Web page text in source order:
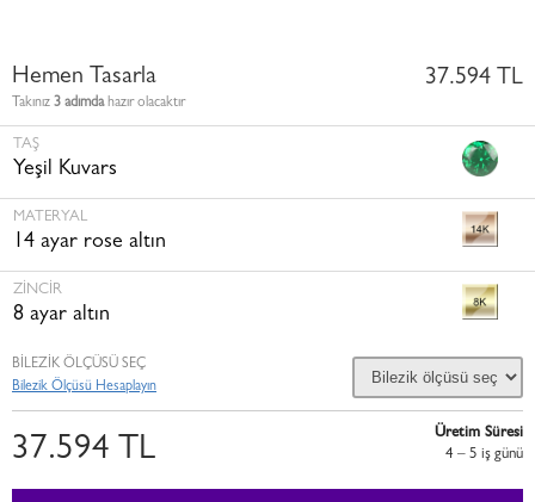
Hemen Tasarla
Takınız 3 adımdahazır olacaktır
37.594 TL
TAŞ
Yeşil Kuvars
MATERYAL
14 ayar rose altın
ZINCIR
8 ayar altın
BİLEZİK ÖLÇÜSÜ SEÇ
Bilezik Ölçüsü Hesaplayın
37.594 TL
Üretim Süresi
4 – 5 i̇ş günü